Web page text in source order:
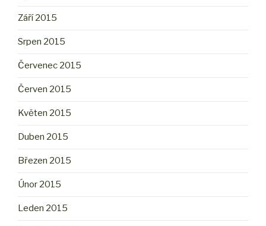
Září 2015
Srpen 2015
Červenec 2015
Červen 2015
Květen 2015
Duben 2015
Březen 2015
Únor 2015
Leden 2015